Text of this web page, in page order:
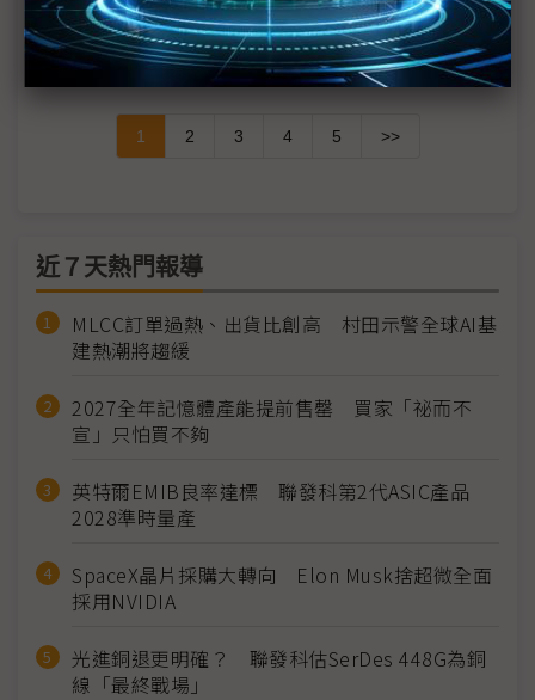
井噴
1 2 3 4 5 >>
近７天熱門報導
MLCC訂單過熱、出貨比創高 村田示警全球AI基
建熱潮將趨緩
2027全年記憶體產能提前售罄 買家「祕而不
宣」只怕買不夠
英特爾EMIB良率達標 聯發科第2代ASIC產品
2028準時量產
SpaceX晶片採購大轉向 Elon Musk捨超微全面
採用NVIDIA
光進銅退更明確？ 聯發科估SerDes 448G為銅
線「最終戰場」